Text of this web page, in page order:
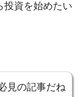
投資を始めたい
見の記事だね